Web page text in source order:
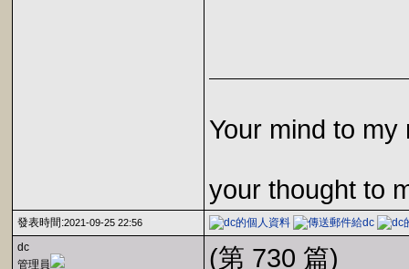
Your mind to my
your thought to
發表時間:2021-09-25 22:56
dc
管理員
(第 730 篇)